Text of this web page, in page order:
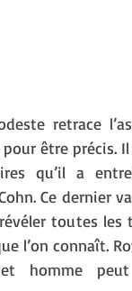
retrace
pour être
qu’il a
Ce dernier
toutes
l’on connaît.
homme peut